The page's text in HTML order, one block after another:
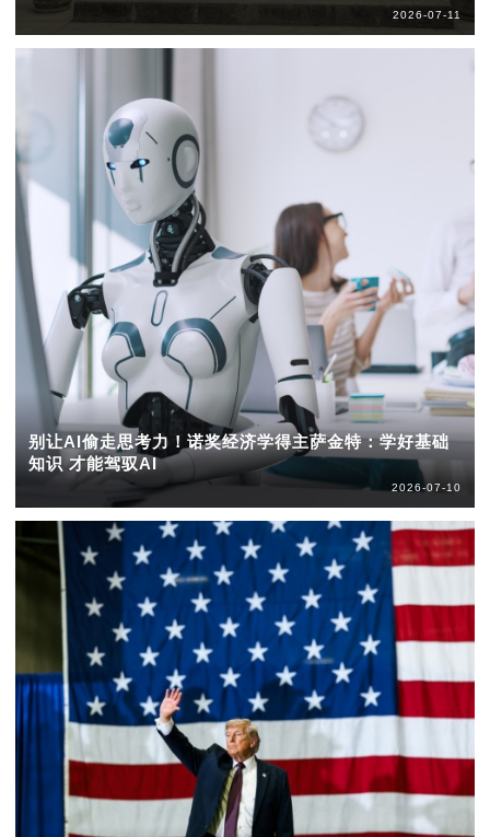
2026-07-11
别让AI偷走思考力！诺奖经济学得主萨金特：学好基础
知识 才能驾驭AI
2026-07-10